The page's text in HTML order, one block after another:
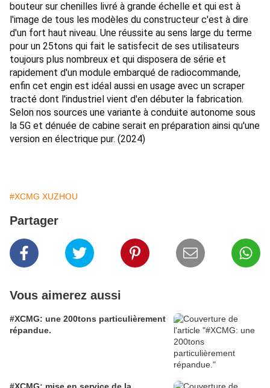
bouteur sur chenilles livré à grande échelle et qui est à
l'image de tous les modèles du constructeur c'est à dire
d'un fort haut niveau. Une réussite au sens large du terme
pour un 25tons qui fait le satisfecit de ses utilisateurs
toujours plus nombreux et qui disposera de série et
rapidement d'un module embarqué de radiocommande,
enfin cet engin est idéal aussi en usage avec un scraper
tracté dont l'industriel vient d'en débuter la fabrication.
Selon nos sources une variante à conduite autonome sous
la 5G et dénuée de cabine serait en préparation ainsi qu'une
version en électrique pur. (2024)
#XCMG XUZHOU
Partager
Vous aimerez aussi
#XCMG: une 200tons particulièrement
répandue.